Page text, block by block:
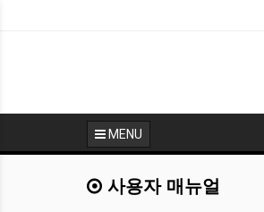
MENU
사용자 매뉴얼